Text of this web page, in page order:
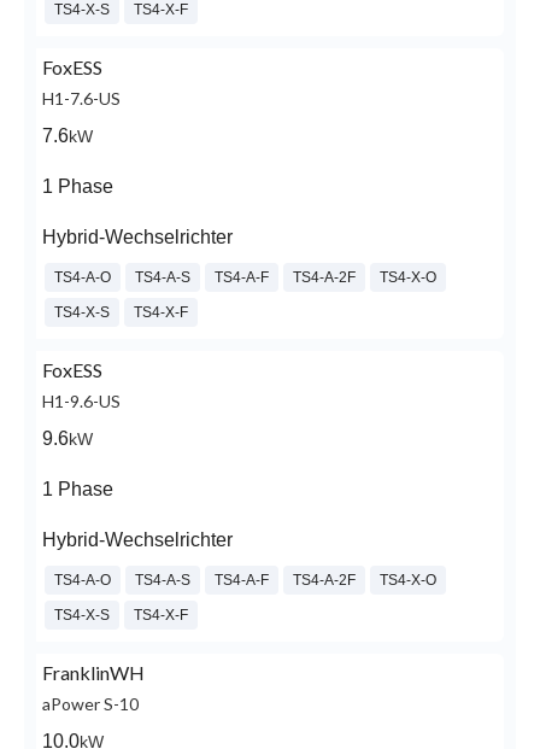
TS4-X-S TS4-X-F
FoxESS
H1-7.6-US
7.6kW
1 Phase
Hybrid-Wechselrichter
TS4-A-O TS4-A-S TS4-A-F TS4-A-2F TS4-X-O
TS4-X-S TS4-X-F
FoxESS
H1-9.6-US
9.6kW
1 Phase
Hybrid-Wechselrichter
TS4-A-O TS4-A-S TS4-A-F TS4-A-2F TS4-X-O
TS4-X-S TS4-X-F
FranklinWH
aPower S-10
10.0kW